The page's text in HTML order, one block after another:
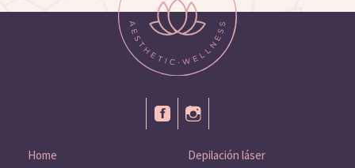
Home Depilación láser